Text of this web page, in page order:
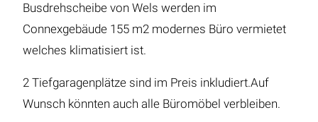
Busdrehscheibe von Wels werden im
Connexgebäude 155 m2 modernes Büro vermietet
welches klimatisiert ist.
2 Tiefgaragenplätze sind im Preis inkludiert.Auf
Wunsch könnten auch alle Büromöbel verbleiben.